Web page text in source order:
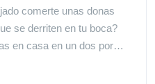
comerte unas donas
se derriten en tu boca?
en casa en un dos por…